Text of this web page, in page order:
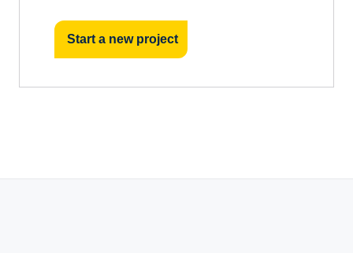
Start a new project